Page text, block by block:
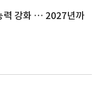
력 강화 … 2027년까